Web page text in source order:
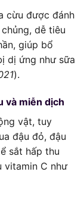
cừu được đánh
dễ tiêu
giúp bổ
dị ứng như sữa
).
và miễn dịch
vật, tuy
đậu đỏ, đậu
sắt hấp thu
vitamin C như